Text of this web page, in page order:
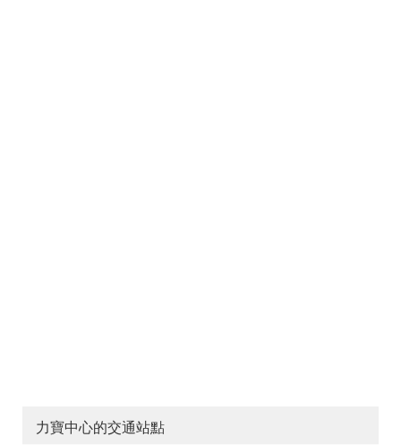
力寶中心的交通站點